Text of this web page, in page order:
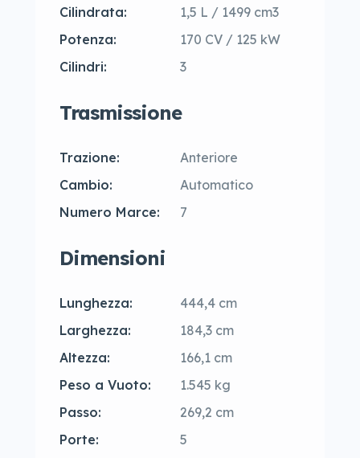
Cilindrata:
1,5 L / 1499 cm3
Potenza:
170 CV / 125 kW
Cilindri:
3
Trasmissione
Trazione:
Anteriore
Cambio:
Automatico
Numero Marce:
7
Dimensioni
Lunghezza:
444,4 cm
Larghezza:
184,3 cm
Altezza:
166,1 cm
Peso a Vuoto:
1.545 kg
Passo:
269,2 cm
Porte:
5